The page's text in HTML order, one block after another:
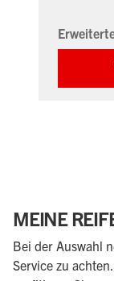
MEINE
Bei der Auswahl
Service zu